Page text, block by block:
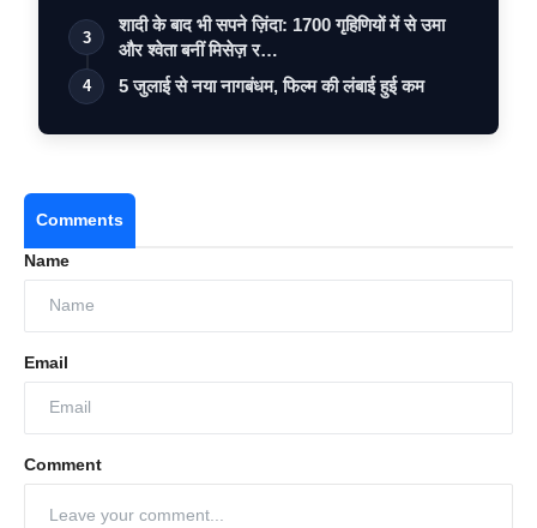
3
शादी के बाद भी सपने ज़िंदा: 1700 गृहिणियों में से उमा
और श्वेता बनीं मिसेज़ र…
4 5 जुलाई से नया नागबंधम, फिल्म की लंबाई हुई कम
Comments
Name
Email
Comment